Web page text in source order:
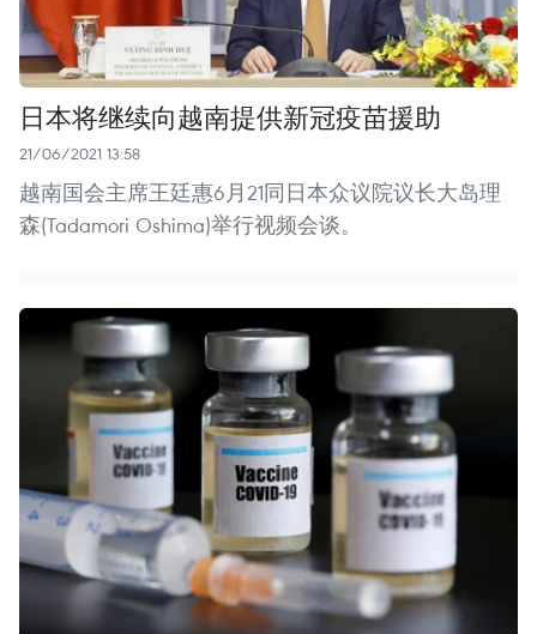
日本将继续向越南提供新冠疫苗援助
21/06/2021 13:58
越南国会主席王廷惠6月21同日本众议院议长大岛理
森(Tadamori Oshima)举行视频会谈。